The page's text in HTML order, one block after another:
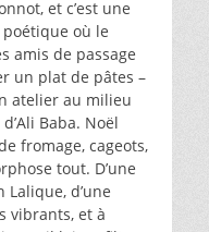
et c’est une
où le
amis de passage
un plat de pâtes –
atelier au milieu
Baba. Noël
fromage, cageots,
tout. D’une
d’une
vibrants, et à